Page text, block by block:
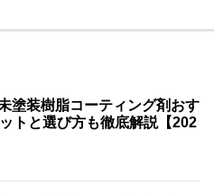
塗装樹脂コーティング剤おす
トと選び方も徹底解説【202